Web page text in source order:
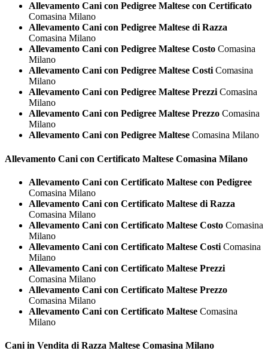
Allevamento Cani con Pedigree Maltese con Certificato
Comasina Milano
Allevamento Cani con Pedigree Maltese di Razza
Comasina Milano
Allevamento Cani con Pedigree Maltese Costo Comasina
Milano
Allevamento Cani con Pedigree Maltese Costi Comasina
Milano
Allevamento Cani con Pedigree Maltese Prezzi Comasina
Milano
Allevamento Cani con Pedigree Maltese Prezzo Comasina
Milano
Allevamento Cani con Pedigree Maltese Comasina Milano
Allevamento Cani con Certificato Maltese Comasina Milano
Allevamento Cani con Certificato Maltese con Pedigree
Comasina Milano
Allevamento Cani con Certificato Maltese di Razza
Comasina Milano
Allevamento Cani con Certificato Maltese Costo Comasina
Milano
Allevamento Cani con Certificato Maltese Costi Comasina
Milano
Allevamento Cani con Certificato Maltese Prezzi
Comasina Milano
Allevamento Cani con Certificato Maltese Prezzo
Comasina Milano
Allevamento Cani con Certificato Maltese Comasina
Milano
Cani in Vendita di Razza Maltese Comasina Milano